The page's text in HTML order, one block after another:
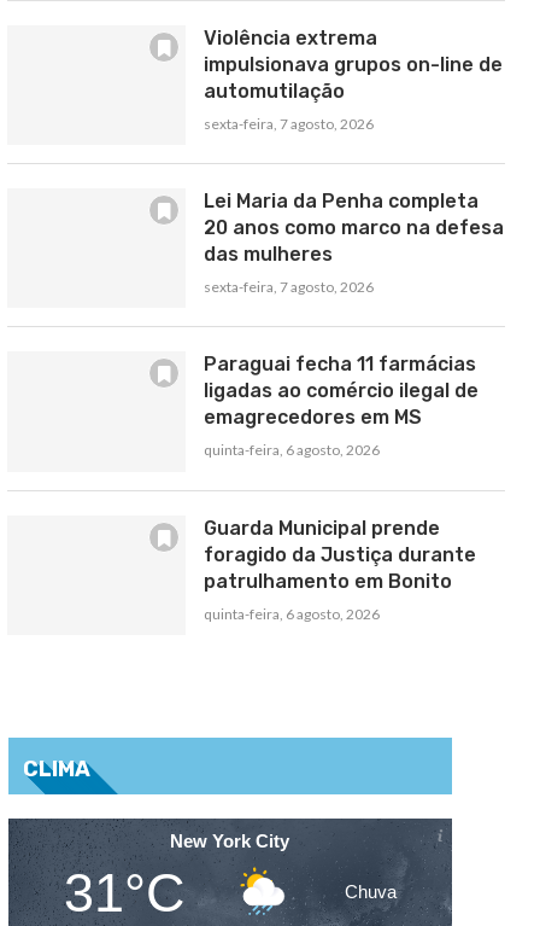
Violência extrema
impulsionava grupos on-line de
automutilação
sexta-feira, 7 agosto, 2026
Lei Maria da Penha completa
20 anos como marco na defesa
das mulheres
sexta-feira, 7 agosto, 2026
Paraguai fecha 11 farmácias
ligadas ao comércio ilegal de
emagrecedores em MS
quinta-feira, 6 agosto, 2026
Guarda Municipal prende
foragido da Justiça durante
patrulhamento em Bonito
quinta-feira, 6 agosto, 2026
CLIMA
New York City
31°C Chuva